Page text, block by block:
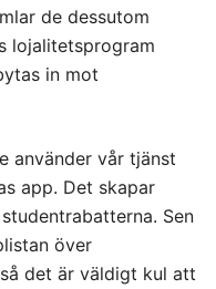
de dessutom
lojalitetsprogram
in mot
använder vår tjänst
app. Det skapar
Sen
över
det är väldigt kul att